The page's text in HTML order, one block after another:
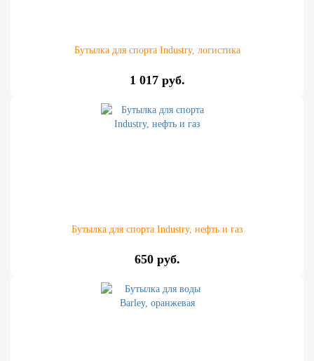
Бутылка для спорта Industry, логистика
1 017 руб.
Бутылка для спорта Industry, нефть и газ
650 руб.